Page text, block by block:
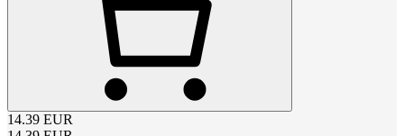
14.39 EUR